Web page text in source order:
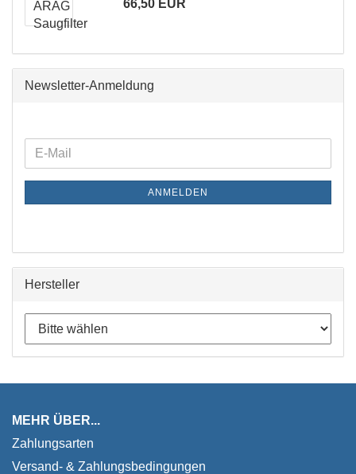
66,50 EUR
Newsletter-Anmeldung
WEITER
NEWSLETTER-
E-
Mail
ANMELDEN
Hersteller
MEHR ÜBER...
Zahlungsarten
Versand- & Zahlungsbedingungen